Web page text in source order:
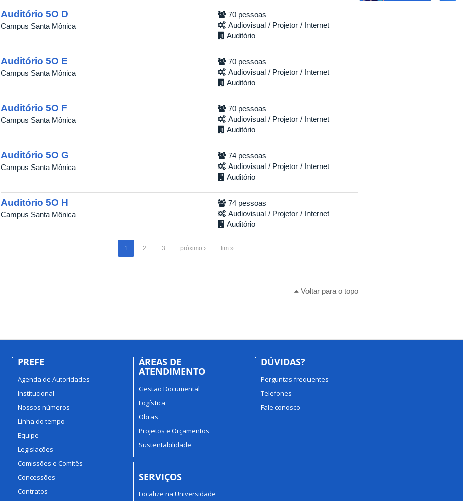
Auditório 5O D
Campus Santa Mônica
70 pessoas
Audiovisual
Projetor
Internet
Auditório
Auditório 5O E
Campus Santa Mônica
70 pessoas
Audiovisual
Projetor
Internet
Auditório
Auditório 5O F
Campus Santa Mônica
70 pessoas
Audiovisual
Projetor
Internet
Auditório
Auditório 5O G
Campus Santa Mônica
74 pessoas
Audiovisual
Projetor
Internet
Auditório
Auditório 5O H
Campus Santa Mônica
74 pessoas
Audiovisual
Projetor
Internet
Auditório
1 2 3 próximo › fim »
Voltar para o topo
PREFE
Agenda de Autoridades
Institucional
Nossos números
Linha do tempo
Equipe
Legislações
Comissões e Comitês
Concessões
Contratos
ÁREAS DE
ATENDIMENTO
Gestão Documental
Logística
Obras
Projetos e Orçamentos
Sustentabilidade
SERVIÇOS
Localize na Universidade
DÚVIDAS?
Perguntas frequentes
Telefones
Fale conosco